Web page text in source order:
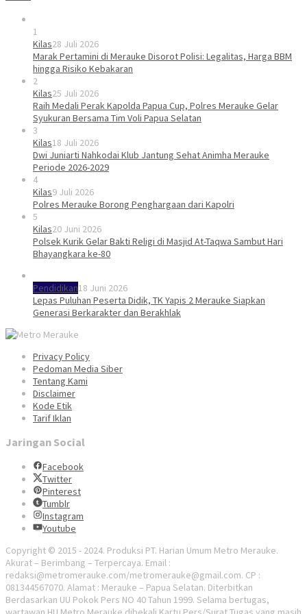
1
Kilas28 Juli 2026
Marak Pertamini di Merauke Disorot Polisi: Legalitas, Harga BBM
hingga Risiko Kebakaran
2
Kilas25 Juli 2026
Raih Medali Perak Kapolda Papua Cup, Polres Merauke Gelar
Syukuran Bersama Tim Voli Papua Selatan
3
Kilas18 Juli 2026
Dwi Juniarti Nahkodai Klub Jantung Sehat Animha Merauke
Periode 2026-2029
4
Kilas9 Juli 2026
Polres Merauke Borong Penghargaan dari Kapolri
5
Kilas20 Juni 2026
Polsek Kurik Gelar Bakti Religi di Masjid At-Taqwa Sambut Hari
Bhayangkara ke-80
Pendidikan18 Juni 2026
Lepas Puluhan Peserta Didik, TK Yapis 2 Merauke Siapkan
Generasi Berkarakter dan Berakhlak
Privacy Policy
Pedoman Media Siber
Tentang Kami
Disclaimer
Kode Etik
Tarif Iklan
Jaringan Social
Facebook
Twitter
Pinterest
Tumblr
Instagram
Youtube
Copyright © 2015 - 2024. Produksi PT. Harian Umum Metro Merauke.
Akurat – Berimbang – Terpercaya. Email :
redaksi@metromerauke.com/metromerauke@gmail.com. CP :
081344567070. Alamat : Merauke – Papua Selatan. Diterbitkan
Berdasarkan UU Pokok Pers NO 40 Tahun 1999. Selama bertugas,